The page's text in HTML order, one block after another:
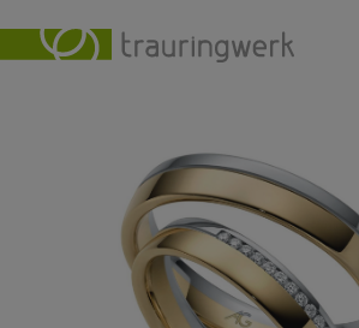
Individuelle Schmuckstücke